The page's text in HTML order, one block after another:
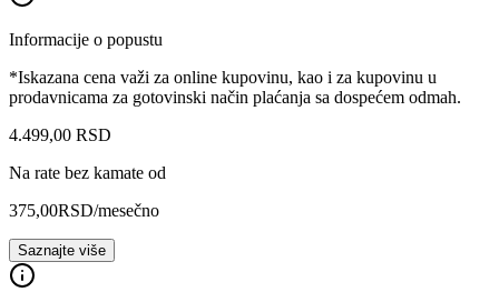
Informacije o popustu
*Iskazana cena važi za online kupovinu, kao i za kupovinu u
prodavnicama za gotovinski način plaćanja sa dospećem odmah.
4.499,00 RSD
Na rate bez kamate od
375,00RSD/mesečno
Saznajte više